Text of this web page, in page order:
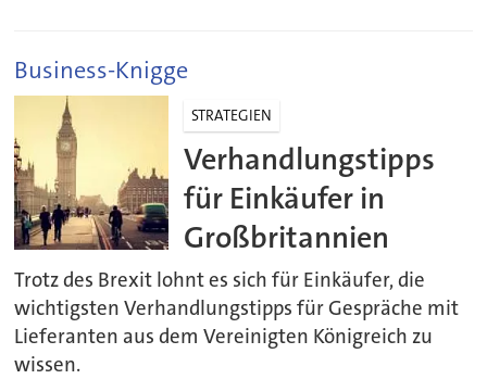
Business-Knigge
STRATEGIEN
Verhandlungstipps
für Einkäufer in
Großbritannien
Trotz des Brexit lohnt es sich für Einkäufer, die
wichtigsten Verhandlungstipps für Gespräche mit
Lieferanten aus dem Vereinigten Königreich zu
wissen.